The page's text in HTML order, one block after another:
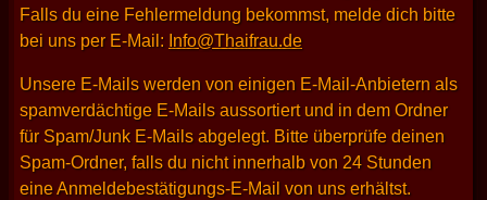
Falls du eine Fehlermeldung bekommst, melde dich bitte
bei uns per E-Mail: Info@Thaifrau.de
Unsere E-Mails werden von einigen E-Mail-Anbietern als
spamverdächtige E-Mails aussortiert und in dem Ordner
für Spam/Junk E-Mails abgelegt. Bitte überprüfe deinen
Spam-Ordner, falls du nicht innerhalb von 24 Stunden
eine Anmeldebestätigungs-E-Mail von uns erhältst.